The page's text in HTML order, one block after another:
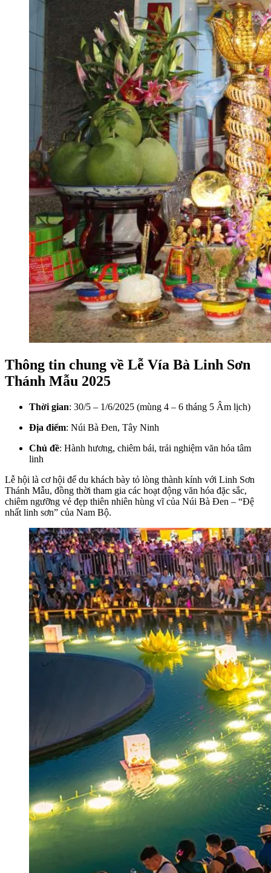
Thông tin chung về Lễ Vía Bà Linh Sơn
Thánh Mẫu 2025
Thời gian: 30/5 – 1/6/2025 (mùng 4 – 6 tháng 5 Âm lịch)
Địa điểm: Núi Bà Đen, Tây Ninh
Chủ đề: Hành hương, chiêm bái, trải nghiệm văn hóa tâm
linh
Lễ hội là cơ hội để du khách bày tỏ lòng thành kính với Linh Sơn
Thánh Mẫu, đồng thời tham gia các hoạt động văn hóa đặc sắc,
chiêm ngưỡng vẻ đẹp thiên nhiên hùng vĩ của Núi Bà Đen – “Đệ
nhất linh sơn” của Nam Bộ.